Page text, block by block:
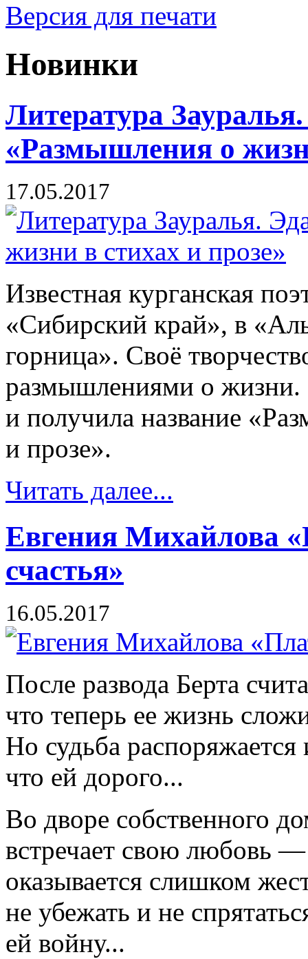
Версия для печати
Новинки
Литература
«Размышления о
17.05.2017
Известная курганская
«Сибирский край», в
горница». Своё
размышлениями о жизни.
и получила название
и прозе».
Читать далее...
Евгения Михайлова
счастья»
16.05.2017
После развода Берта
что теперь ее жизнь
Но судьба
что ей дорого...
Во дворе собственного
встречает свою любовь
оказывается слишком
не убежать и не
ей войну...